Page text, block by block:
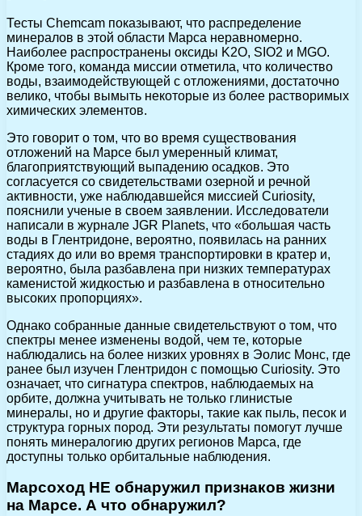
Тесты Chemcam показывают, что распределение
минералов в этой области Марса неравномерно.
Наиболее распространены оксиды K2O, SIO2 и MGO.
Кроме того, команда миссии отметила, что количество
воды, взаимодействующей с отложениями, достаточно
велико, чтобы вымыть некоторые из более растворимых
химических элементов.
Это говорит о том, что во время существования
отложений на Марсе был умеренный климат,
благоприятствующий выпадению осадков. Это
согласуется со свидетельствами озерной и речной
активности, уже наблюдавшейся миссией Curiosity,
пояснили ученые в своем заявлении. Исследователи
написали в журнале JGR Planets, что «большая часть
воды в Глентридоне, вероятно, появилась на ранних
стадиях до или во время транспортировки в кратер и,
вероятно, была разбавлена при низких температурах
каменистой жидкостью и разбавлена в относительно
высоких пропорциях».
Однако собранные данные свидетельствуют о том, что
спектры менее изменены водой, чем те, которые
наблюдались на более низких уровнях в Эолис Монс, где
ранее был изучен Глентридон с помощью Curiosity. Это
означает, что сигнатура спектров, наблюдаемых на
орбите, должна учитывать не только глинистые
минералы, но и другие факторы, такие как пыль, песок и
структура горных пород. Эти результаты помогут лучше
понять минералогию других регионов Марса, где
доступны только орбитальные наблюдения.
Марсоход НЕ обнаружил признаков жизни
на Марсе. А что обнаружил?